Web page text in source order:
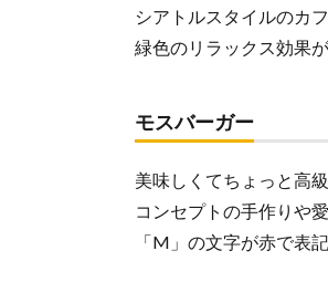
ニック
3.
紫っ
んな
色？
3.2.
シアトルスタイルのカ
緑色のリラックス効果
モスバーガー
美味しくてちょっと高
コンセプトの手作りや
「M」の文字が赤で表